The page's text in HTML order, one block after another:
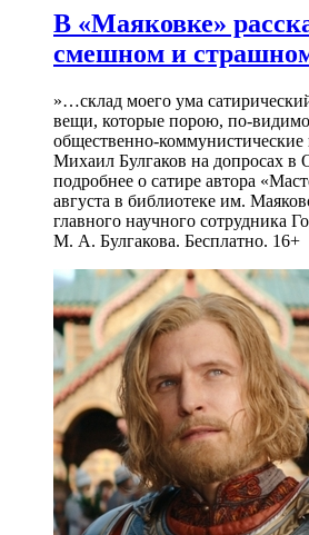
В «Маяковке»
смешном и
»…склад моего ума
вещи, которые порою, по-
общественно-
Михаил Булгаков на допросах в
подробнее о сатире автора
августа в библиотеке им.
главного научного сотрудника
М. А. Булгакова. Бесплатно. 16+